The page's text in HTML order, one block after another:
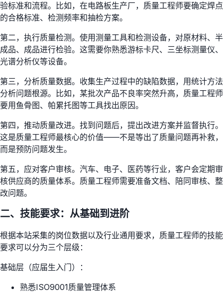
验标准和流程。比如，在电路板生产厂，质量工程师要确定焊点
的合格标准、检测频率和抽检方案。
第二，执行质量检测。使用测量工具和检测设备，对原材料、半
成品、成品进行检验。这需要你熟悉游标卡尺、三坐标测量仪、
光谱分析仪等设备。
第三，分析质量数据。收集生产过程中的缺陷数据，用统计方法
分析问题根源。比如，某批次产品不良率突然升高，质量工程师
要用鱼骨图、帕累托图等工具找出原因。
第四，推动质量改进。找到问题后，提出改进方案并监督执行。
这是质量工程师最核心的价值——不是等出了质量问题再补救，
而是预防问题发生。
第五，应对客户审核。汽车、电子、医药等行业，客户会定期审
核供应商的质量体系。质量工程师需要准备文档、陪同审核、整
改问题。
二、技能要求：从基础到进阶
根据本站采集的岗位数据以及行业通用要求，质量工程师的技能
要求可以分为三个层级：
基础层（应届生入门）：
熟悉ISO9001质量管理体系